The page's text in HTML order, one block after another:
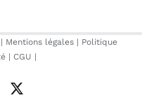
Mentions légales| Politique
| CGU |